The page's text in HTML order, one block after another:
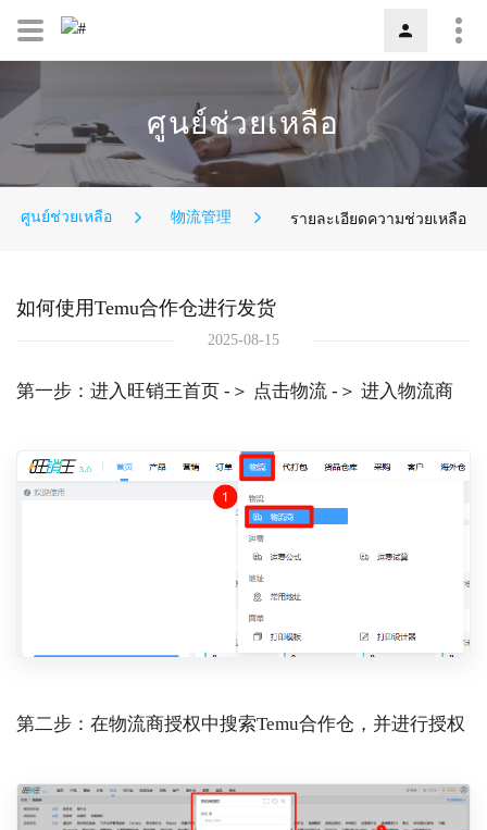
ศูนย์ช่วยเหลือ
ศูนย์ช่วยเหลือ 物流管理 รายละเอียดความช่วยเหลือ
如何使用Temu合作仓进行发货
2025-08-15
第一步：进入旺销王首页 -＞ 点击物流 -＞ 进入物流商
第二步：在物流商授权中搜索Temu合作仓，并进行授权